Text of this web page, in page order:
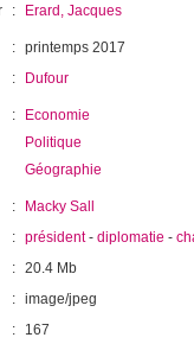
: Erard, Jacques
: printemps 2017
: Dufour
:
Economie
Politique
Géographie
:
Macky Sall
: président- diplomatie -
: 20.4 Mb
: image/jpeg
: 167